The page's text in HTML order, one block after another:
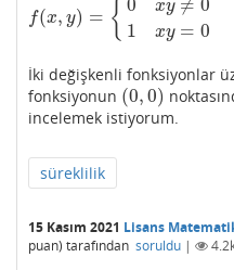
f(x, y) = { 0
1
xy ≠ 0
xy = 0
f(x,y)={0 xy≠ 01
İki değişkenli fonksiyonlar
fonksiyonun (0,0)
(0,0 )
incelemek istiyorum.
süreklilik
15 Kasım 2021 Lisans
puan) tarafından soruldu |